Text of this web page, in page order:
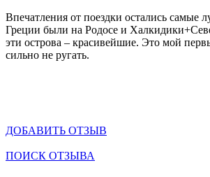
Впечатления от поездки остались самые
Греции были на Родосе и
эти острова – красивейшие. Это мой
сильно не ругать.
ДОБАВИТЬ ОТЗЫВ
ПОИСК ОТЗЫВА